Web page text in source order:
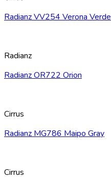
Radianz VV254 Verona Verde
Radianz
Radianz OR722 Orion
Cirrus
Radianz MG786 Maipo Gray
Cirrus